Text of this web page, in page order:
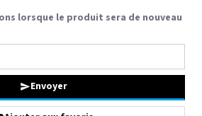
lorsque le produit sera de nouveau
Envoyer